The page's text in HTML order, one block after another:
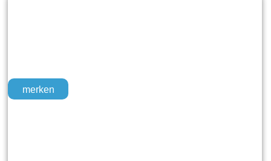
merken